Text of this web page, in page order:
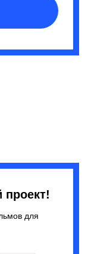
для